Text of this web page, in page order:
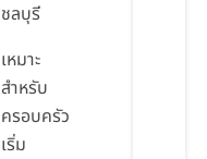
ชลบุรี
เหมาะ
สำหรับ
ครอบครัว
เริ่ม